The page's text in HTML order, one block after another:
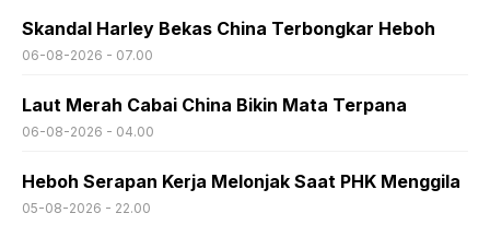
Skandal Harley Bekas China Terbongkar Heboh
06-08-2026 - 07.00
Laut Merah Cabai China Bikin Mata Terpana
06-08-2026 - 04.00
Heboh Serapan Kerja Melonjak Saat PHK Menggila
05-08-2026 - 22.00